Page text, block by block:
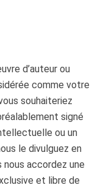
d’auteur ou
comme votre
souhaiteriez
signé
ou un
le divulguez en
nous accordez une
et libre de